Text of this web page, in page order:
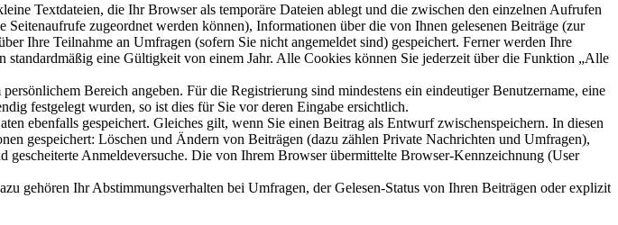
Textdateien, die Ihr Browser als temporäre Dateien ablegt und die zwischen den einzelnen Aufrufen
zugeordnet werden können), Informationen über die von Ihnen gelesenen Beiträge (zur
Ihre Teilnahme an Umfragen (sofern Sie nicht angemeldet sind) gespeichert. Ferner werden Ihre
eine Gültigkeit von einem Jahr. Alle Cookies können Sie jederzeit über die Funktion „Alle
Bereich angeben. Für die Registrierung sind mindestens ein eindeutiger Benutzername, eine
festgelegt wurden, so ist dies für Sie vor deren Eingabe ersichtlich.
ebenfalls gespeichert. Gleiches gilt, wenn Sie einen Beitrag als Entwurf zwischenspeichern. In diesen
gespeichert: Löschen und Ändern von Beiträgen (dazu zählen Private Nachrichten und Umfragen),
Anmeldeversuche. Die von Ihrem Browser übermittelte Browser-Kennzeichnung (User
gehören Ihr Abstimmungsverhalten bei Umfragen, der Gelesen-Status von Ihren Beiträgen oder explizit